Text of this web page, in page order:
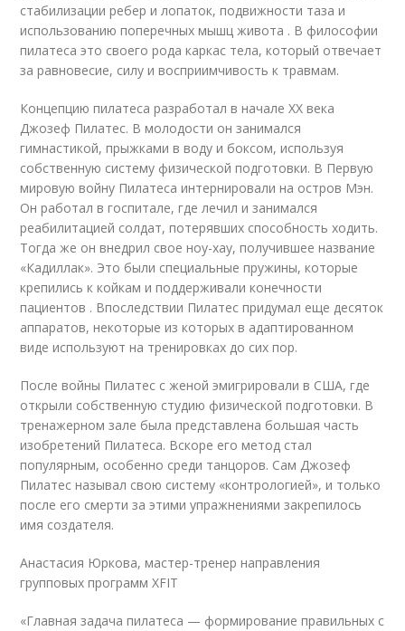
стабилизации ребер и лопаток, подвижности таза и
использованию поперечных мышц живота . В философии
пилатеса это своего рода каркас тела, который отвечает
за равновесие, силу и восприимчивость к травмам.
Концепцию пилатеса разработал в начале ХХ века
Джозеф Пилатес. В молодости он занимался
гимнастикой, прыжками в воду и боксом, используя
собственную систему физической подготовки. В Первую
мировую войну Пилатеса интернировали на остров Мэн.
Он работал в госпитале, где лечил и занимался
реабилитацией солдат, потерявших способность ходить.
Тогда же он внедрил свое ноу-хау, получившее название
«Кадиллак». Это были специальные пружины, которые
крепились к койкам и поддерживали конечности
пациентов . Впоследствии Пилатес придумал еще десяток
аппаратов, некоторые из которых в адаптированном
виде используют на тренировках до сих пор.
После войны Пилатес с женой эмигрировали в США, где
открыли собственную студию физической подготовки. В
тренажерном зале была представлена большая часть
изобретений Пилатеса. Вскоре его метод стал
популярным, особенно среди танцоров. Сам Джозеф
Пилатес называл свою систему «контрологией», и только
после его смерти за этими упражнениями закрепилось
имя создателя.
Анастасия Юркова, мастер-тренер направления
групповых программ XFIT
«Главная задача пилатеса — формирование правильных с